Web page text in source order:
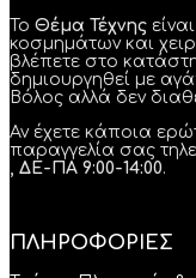
Το Θέμα Τέχνης
κοσμημάτων και
βλέπετε στο
δημιουργηθεί με
Βόλος αλλά δεν
Αν έχετε κάποια
παραγγελία σας
, ΔΕ-ΠΑ 9:00-14:00.
ΠΛΗΡΟΦΟΡΙΕΣ